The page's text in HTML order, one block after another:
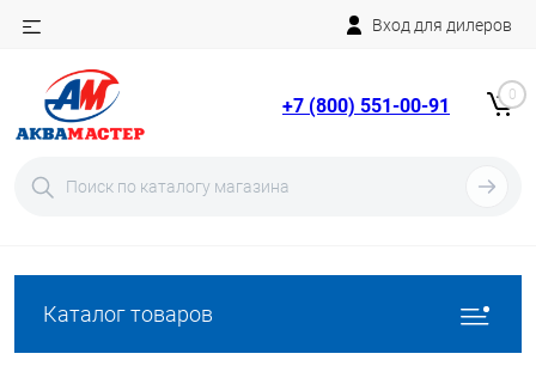
Вход для дилеров
+7 (800) 551-00-91 0
Каталог товаров